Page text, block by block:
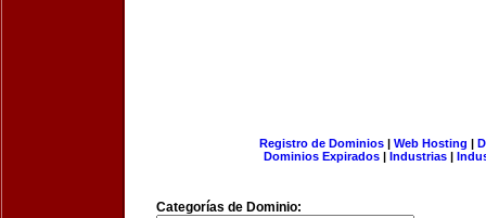
Registro de Dominios| Web Hosting |
Dominios Expirados | Industrias |
Categorías de Dominio: